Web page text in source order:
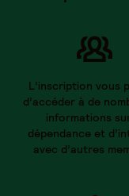
L’inscription vous
d’accéder à de
informations
dépendance et
avec d’autres